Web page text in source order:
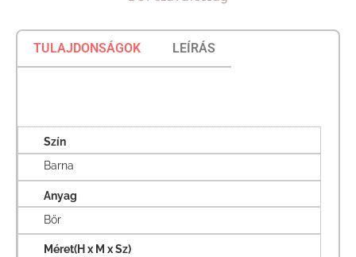
TULAJDONSÁGOK LEÍRÁS
Szín
Barna
Anyag
Bőr
Méret(H x M x Sz)